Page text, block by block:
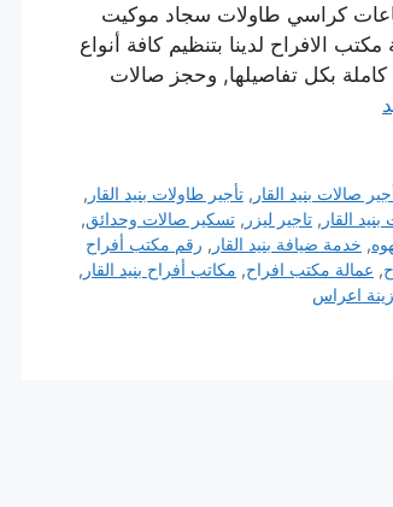
قاعات كراسي طاولات سجاد موكيت
الافراح لدينا بتنظيم كافة أنواع
بكل تفاصيلها, وحجز صالات
صالات بنيد القار ,تأجير طاولات بنيد القار ,
القار , تاجير ليزر , تسكير صالات وحدائق,
, خدمة ضيافة بنيد القار , رقم مكتب أفراح
, عمالة مكتب افراح, مكاتب أفراح بنيد القار ,
اعراس